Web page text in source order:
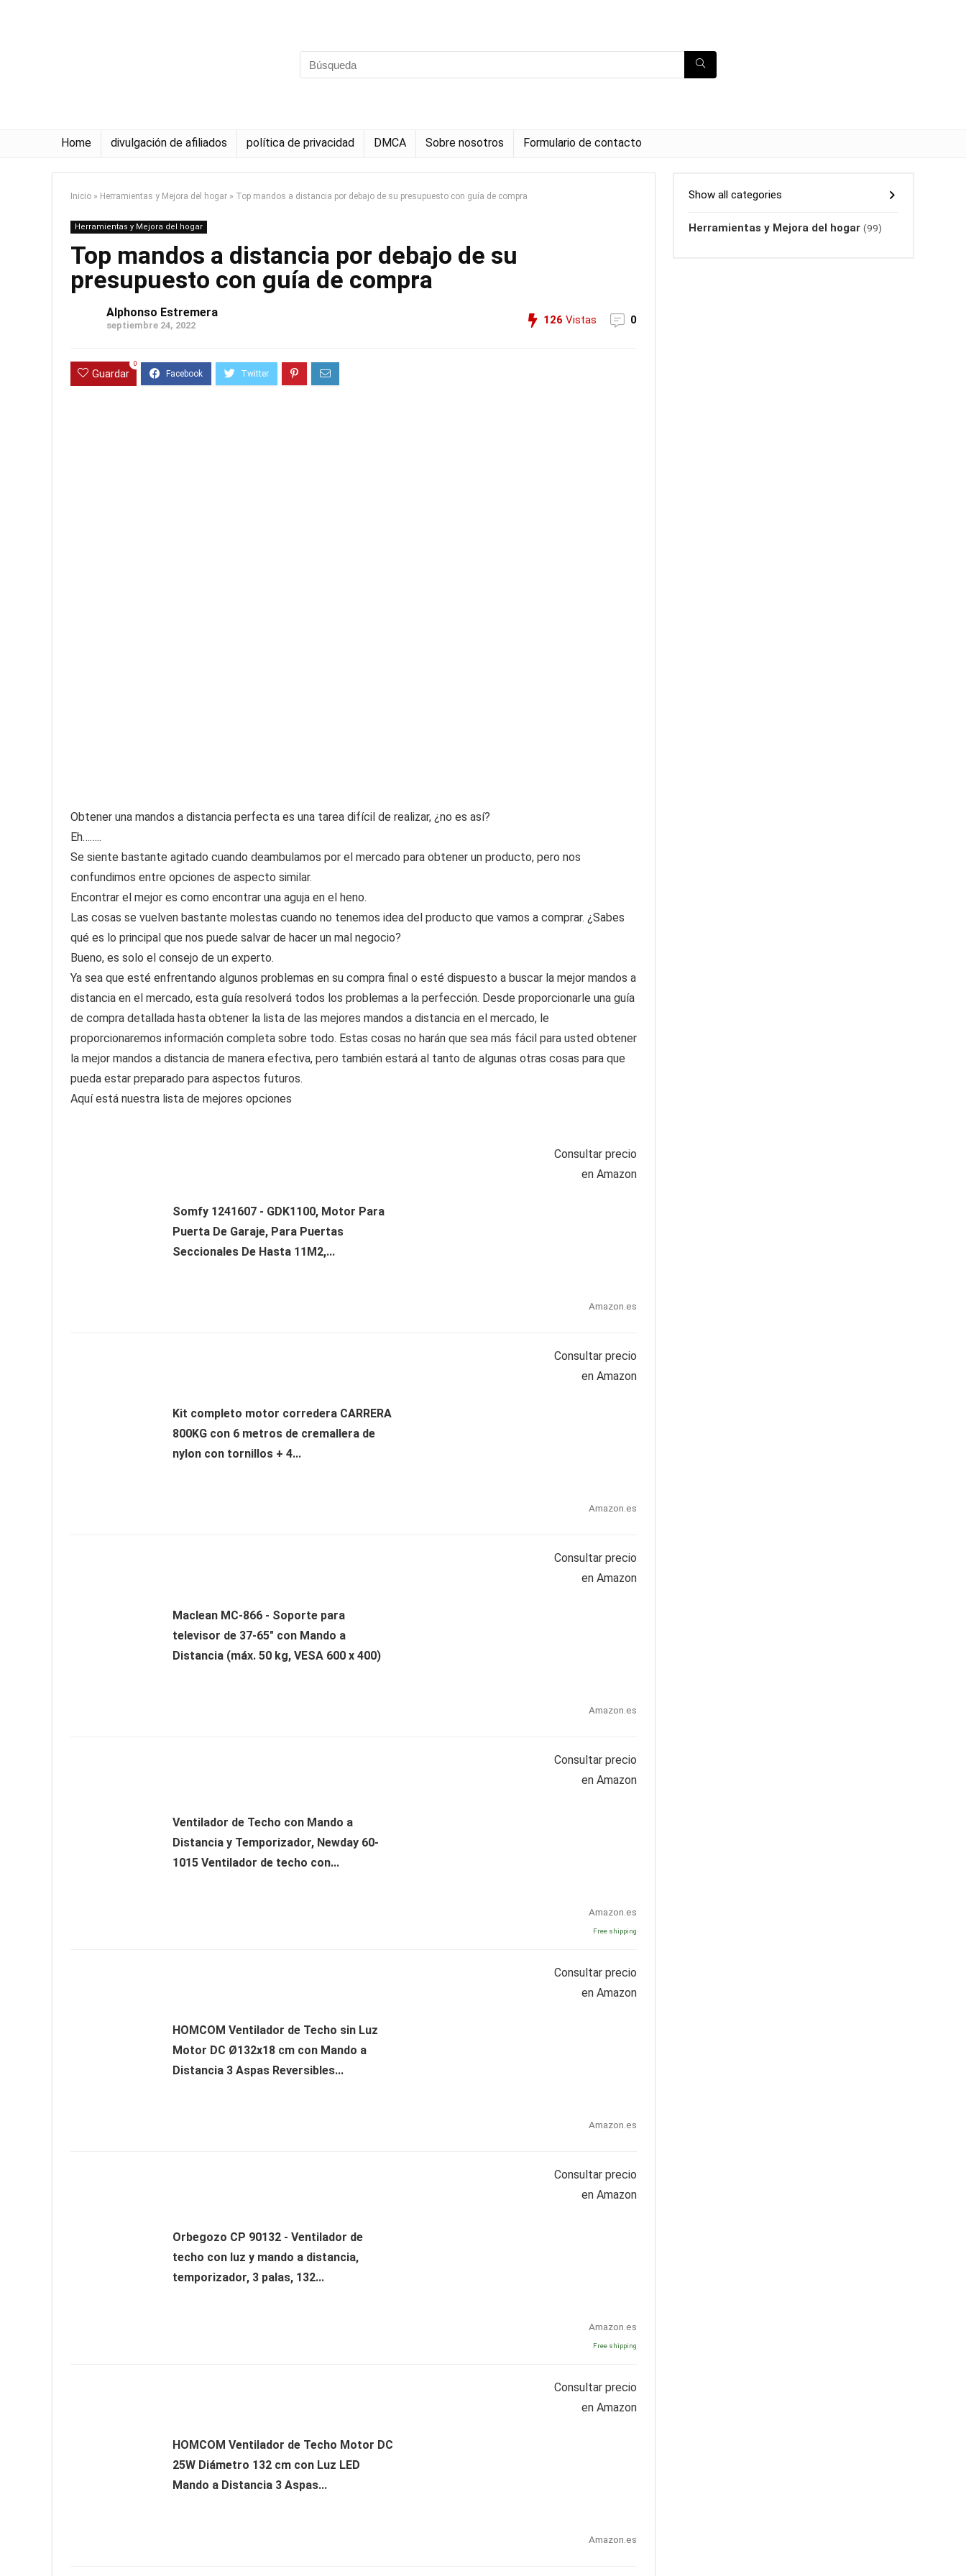
Home divulgación de afiliados política de privacidad DMCA Sobre nosotros Formulario de contacto
Inicio » Herramientas y Mejora del hogar » Top mandos a distancia por debajo de su presupuesto con guía de compra
Herramientas y Mejora del hogar
Top mandos a distancia por debajo de su
presupuesto con guía de compra
Alphonso Estremera
septiembre 24, 2022 126 Vistas 0
Guardar
0
Obtener una mandos a distancia perfecta es una tarea difícil de realizar, ¿no es así?
Eh……..
Se siente bastante agitado cuando deambulamos por el mercado para obtener un producto, pero nos
confundimos entre opciones de aspecto similar.
Encontrar el mejor es como encontrar una aguja en el heno.
Las cosas se vuelven bastante molestas cuando no tenemos idea del producto que vamos a comprar. ¿Sabes
qué es lo principal que nos puede salvar de hacer un mal negocio?
Bueno, es solo el consejo de un experto.
Ya sea que esté enfrentando algunos problemas en su compra final o esté dispuesto a buscar la mejor mandos a
distancia en el mercado, esta guía resolverá todos los problemas a la perfección. Desde proporcionarle una guía
de compra detallada hasta obtener la lista de las mejores mandos a distancia en el mercado, le
proporcionaremos información completa sobre todo. Estas cosas no harán que sea más fácil para usted obtener
la mejor mandos a distancia de manera efectiva, pero también estará al tanto de algunas otras cosas para que
pueda estar preparado para aspectos futuros.
Aquí está nuestra lista de mejores opciones
Somfy 1241607 - GDK1100, Motor Para
Puerta De Garaje, Para Puertas
Seccionales De Hasta 11M2,...
Consultar precio
en Amazon
Amazon.es
Kit completo motor corredera CARRERA
800KG con 6 metros de cremallera de
nylon con tornillos + 4...
Consultar precio
en Amazon
Amazon.es
Maclean MC-866 - Soporte para
televisor de 37-65" con Mando a
Distancia (máx. 50 kg, VESA 600 x 400)
Consultar precio
en Amazon
Amazon.es
Ventilador de Techo con Mando a
Distancia y Temporizador, Newday 60-
1015 Ventilador de techo con...
Consultar precio
en Amazon
Amazon.es
Free shipping
HOMCOM Ventilador de Techo sin Luz
Motor DC Ø132x18 cm con Mando a
Distancia 3 Aspas Reversibles...
Consultar precio
en Amazon
Amazon.es
Orbegozo CP 90132 - Ventilador de
techo con luz y mando a distancia,
temporizador, 3 palas, 132...
Consultar precio
en Amazon
Amazon.es
Free shipping
HOMCOM Ventilador de Techo Motor DC
25W Diámetro 132 cm con Luz LED
Mando a Distancia 3 Aspas...
Consultar precio
en Amazon
Amazon.es
Show all categories
Herramientas y Mejora del hogar (99)